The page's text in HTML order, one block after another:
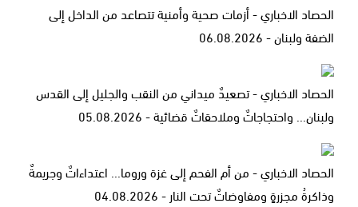
الحصاد الاخباري - أزمات صحية وأمنية تتصاعد من الداخل إلى
الضفة ولبنان - 06.08.2026
الحصاد الاخباري - تصعيدٌ ميداني من النقب والجليل إلى القدس
ولبنان... واحتجاجاتٌ وملاحقاتٌ قضائية - 05.08.2026
الحصاد الاخباري - من أم الفحم إلى غزة وروما... اعتداءاتٌ وجريمةٌ
وذاكرةُ مجزرةٍ ومفاوضاتٌ تحت النار - 04.08.2026